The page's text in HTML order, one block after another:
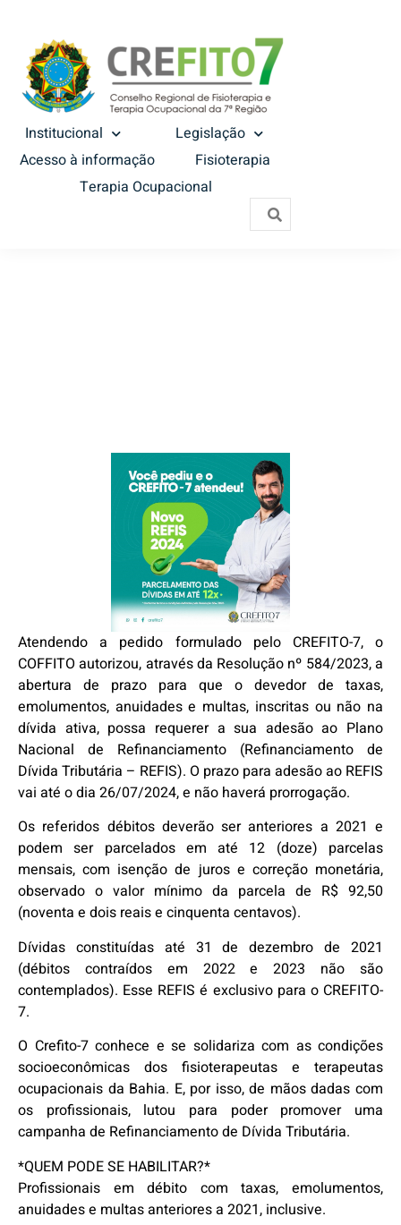
Institucional
Legislação
Acesso à informação
Fisioterapia
Terapia Ocupacional
Atendendo a pedido formulado pelo CREFITO-7, o
COFFITO autorizou, através da Resolução nº 584/2023, a
abertura de prazo para que o devedor de taxas,
emolumentos, anuidades e multas, inscritas ou não na
dívida ativa, possa requerer a sua adesão ao Plano
Nacional de Refinanciamento (Refinanciamento de
Dívida Tributária – REFIS). O prazo para adesão ao REFIS
vai até o dia 26/07/2024, e não haverá prorrogação.
Os referidos débitos deverão ser anteriores a 2021 e
podem ser parcelados em até 12 (doze) parcelas
mensais, com isenção de juros e correção monetária,
observado o valor mínimo da parcela de R$ 92,50
(noventa e dois reais e cinquenta centavos).
Dívidas constituídas até 31 de dezembro de 2021
(débitos contraídos em 2022 e 2023 não são
contemplados). Esse REFIS é exclusivo para o CREFITO-
7.
O Crefito-7 conhece e se solidariza com as condições
socioeconômicas dos fisioterapeutas e terapeutas
ocupacionais da Bahia. E, por isso, de mãos dadas com
os profissionais, lutou para poder promover uma
campanha de Refinanciamento de Dívida Tributária.
*QUEM PODE SE HABILITAR?*
Profissionais em débito com taxas, emolumentos,
anuidades e multas anteriores a 2021, inclusive.